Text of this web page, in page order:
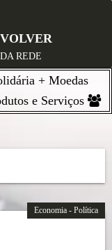
REDE
+ Moedas
e Serviços
Economia - Política